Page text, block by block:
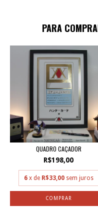
PARA
QUADRO CAÇADOR
R$198,00
6 x de R$33,00 sem juros